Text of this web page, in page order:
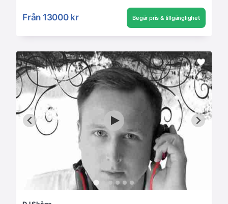
Från 13000 kr Begär pris & tillgänglighet